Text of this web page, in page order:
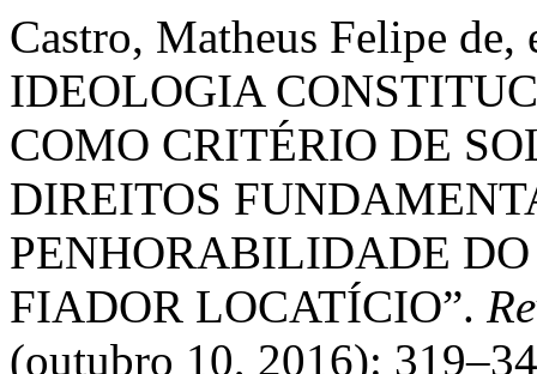
Castro, Matheus Felipe de,
IDEOLOGIA
COMO CRITÉRIO DE
DIREITOS
PENHORABILIDADE
FIADOR LOCATÍCIO”.
(outubro 10, 2016):